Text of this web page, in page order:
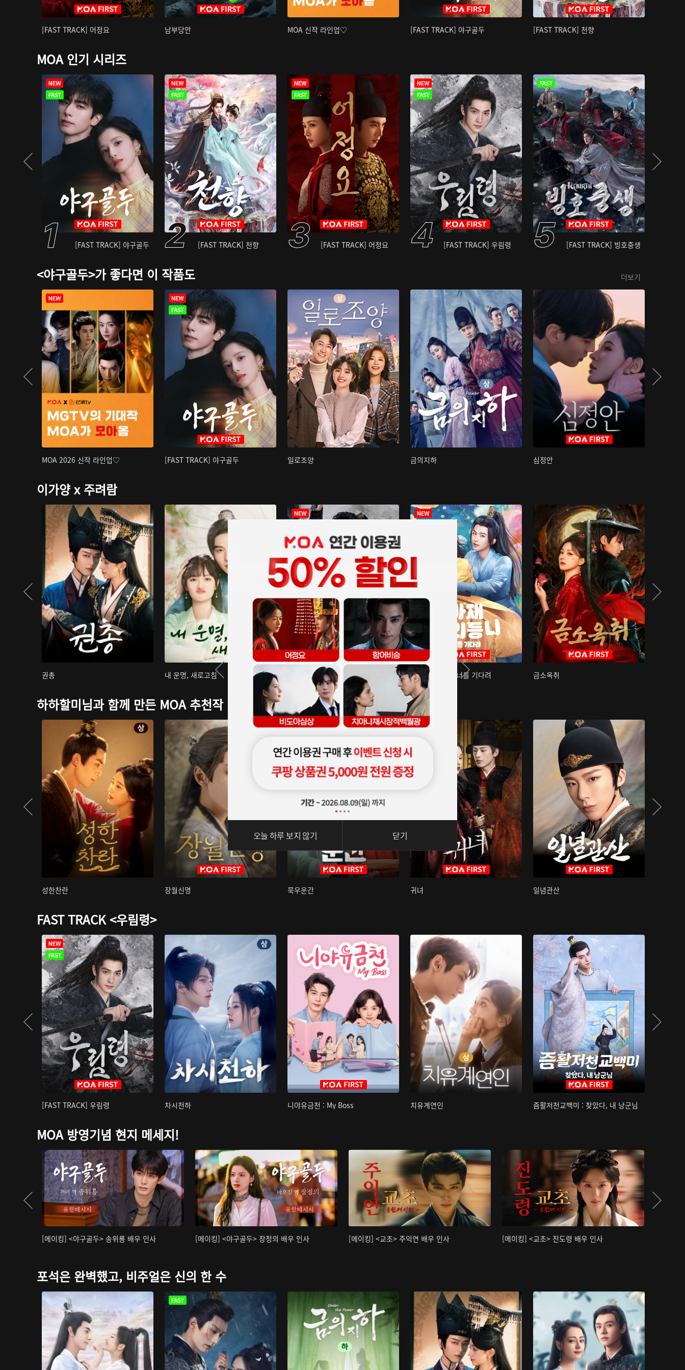
[FAST TRACK] 어정요 남부당안 MOA 신작 라인업♡ [FAST TRACK] 야구골두 [FAST TRACK] 천향
MOA 인기 시리즈
[FAST TRACK] 야구골두 [FAST TRACK] 천향 [FAST TRACK] 어정요 [FAST TRACK] 우림령 [FAST TRACK] 빙호중생
<야구골두>가 좋다면 이 작품도 더보기
MOA 2026 신작 라인업♡ [FAST TRACK] 야구골두 일로조양 금의지하 심정안
이가양 x 주려람
권총 내 운명, 새로고침 아재저리등니 : 너를 기다려 금소옥취
하하할미님과 함께 만든 MOA 추천작
성한찬란 장월신명 묵우운간 귀녀 일념관산
FAST TRACK <우림령>
[FAST TRACK] 우림령 차시천하 니야유금천 : My Boss 치유계연인 즘활저천교백미 : 찾았다, 내 낭군님
MOA 방영기념 현지 메세지!
[메이킹] <야구골두> 송위룡 배우 인사 [메이킹] <야구골두> 장정의 배우 인사 [메이킹] <교초> 주익연 배우 인사 [메이킹] <교초> 진도령 배우 인사
포석은 완벽했고, 비주얼은 신의 한 수
오늘 하루 보지 않기 닫기